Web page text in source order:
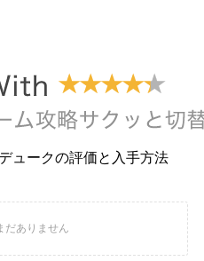
ュークの評価と入手方法